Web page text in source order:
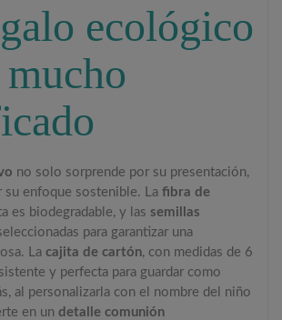
ecológico
no solo sorprende por su presentación,
su enfoque sostenible. Lafibra de
es biodegradable, y las semillas
para garantizar una
Lacajita de cartón, con medidas de 6
y perfecta para guardar como
al personalizarla con el nombre del niño
en undetalle comunión